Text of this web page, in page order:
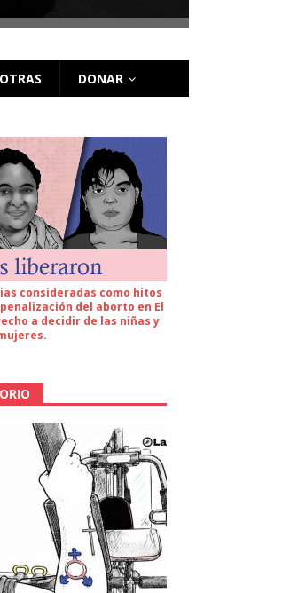
DONAR
consideradas como hitos
del aborto en El
a decidir de las niñas y